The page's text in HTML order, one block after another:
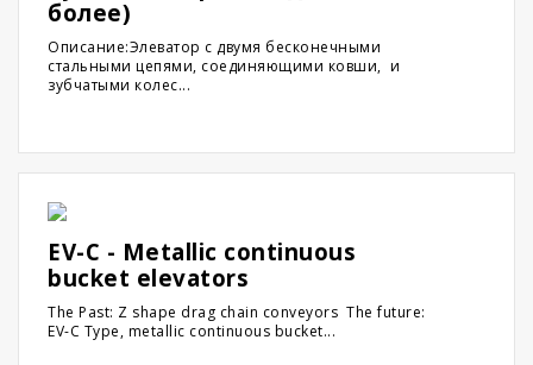
более)
Описание:Элеватор с двумя бесконечными
стальными цепями, соединяющими ковши, и
зубчатыми колес...
EV-C - Metallic continuous
bucket elevators
The Past: Z shape drag chain conveyors The future:
EV-C Type, metallic continuous bucket...